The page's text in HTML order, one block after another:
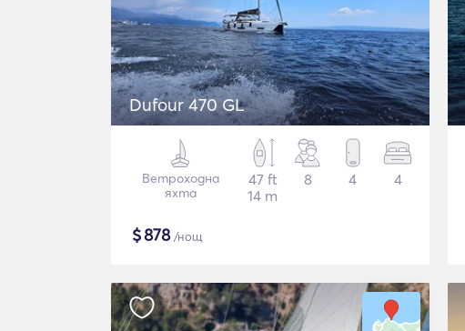
Dufour 470 GL
Ветроходна
яхта
47 ft
14 m
8 4 4
$878/нощ